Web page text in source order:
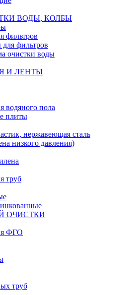
ВОДЫ, КОЛБЫ
фильтров
фильтров
очистки воды
И ЛЕНТЫ
водяного пола
плиты
нержавеющая сталь
низкого давления)
труб
ОЧИСТКИ
ФГО
труб